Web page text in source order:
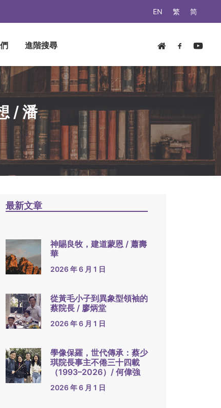
EN 繁 简
進階搜尋
/ 潘
最新文章
神賜良牧，建道蒙恩 / 蕭壽
華
2026 年 6 月 1 日
從黃毛小子到異象型領袖的
蔡院長 / 廖炳堂
2026 年 6 月 1 日
學像保羅，世代傳承：蔡少
琪院長事主不倦三十四載
（1993–2026）/ 何偉強
2026 年 6 月 1 日